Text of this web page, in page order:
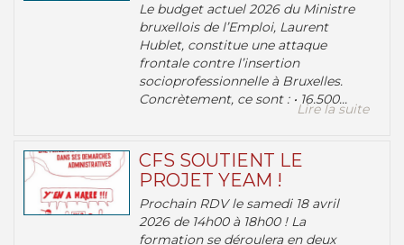
Le budget actuel 2026 du Ministre
bruxellois de l’Emploi, Laurent
Hublet, constitue une attaque
frontale contre l’insertion
socioprofessionnelle à Bruxelles.
Concrètement, ce sont : • 16.500...
Lire la suite
CFS SOUTIENT LE
PROJET YEAM !
Prochain RDV le samedi 18 avril
2026 de 14h00 à 18h00 ! La
formation se déroulera en deux